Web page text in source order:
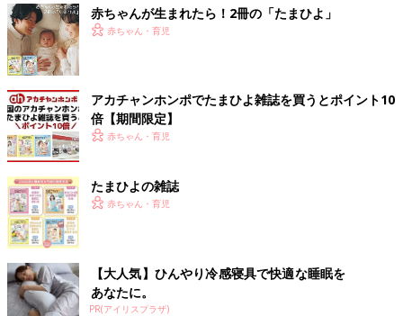
赤ちゃんが生まれたら！2冊の「たまひよ」
赤ちゃん・育児
アカチャンホンポでたまひよ雑誌を買うとポイント10
倍【期間限定】
赤ちゃん・育児
たまひよの雑誌
赤ちゃん・育児
【大人気】ひんやり冷感寝具で快適な睡眠を
あなたに。
PR(アイリスプラザ)